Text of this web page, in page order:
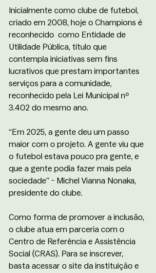
Inicialmente como clube de futebol,
criado em 2008, hoje o Champions é
reconhecido  como Entidade de
Utilidade Pública, título que
contempla iniciativas sem fins
lucrativos que prestam importantes
serviços para a comunidade,
reconhecido pela Lei Municipal nº
3.402 do mesmo ano.
“Em 2025, a gente deu um passo
maior com o projeto. A gente viu que
o futebol estava pouco pra gente, e
que a gente podia fazer mais pela
sociedade” - Michel Vianna Nonaka,
presidente do clube.
Como forma de promover a inclusão,
o clube atua em parceria com o
Centro de Referência e Assistência
Social (CRAS). Para se inscrever,
basta acessar o site da instituição e